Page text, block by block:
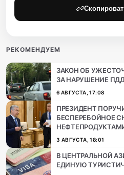
РЕКОМЕНДУЕМ
ЗАКОН ОБ
ЗА НАРУШЕНИЕ
6 АВГУСТА, 17:08
ПРЕЗИДЕНТ
БЕСПЕРЕБОЙНОЕ
3 АВГУСТА, 18:01
В ЦЕНТРАЛЬНОЙ
ЕДИНУЮ